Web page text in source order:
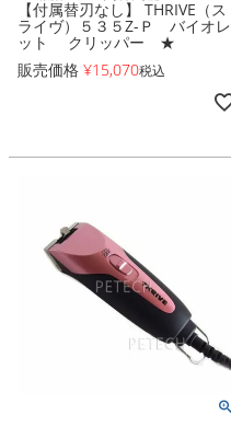
【付属替刃なし】 THRIVE（ス
ライヴ）５３５Z-Ｐ バイオレ
ット クリッパー ★
販売価格 ¥15,070税込